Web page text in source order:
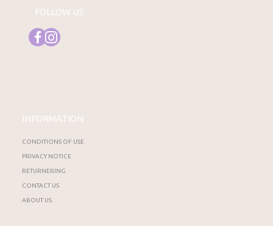
FOLLOW US
INFORMATION
CONDITIONS OF USE
PRIVACY NOTICE
RETURNERING
CONTACT US
ABOUT US